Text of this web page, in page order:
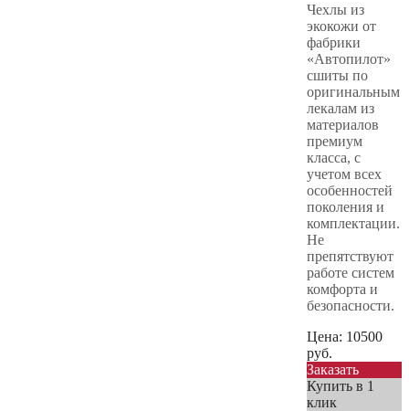
Чехлы из
экокожи от
фабрики
«Автопилот»
сшиты по
оригинальным
лекалам из
материалов
премиум
класса, с
учетом всех
особенностей
поколения и
комплектации.
Не
препятствуют
работе систем
комфорта и
безопасности.
Цена: 10500
руб.
Заказать
Купить в 1
клик